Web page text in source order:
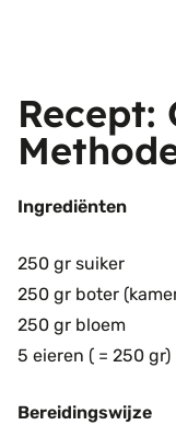
Recept:
Ingrediënten
250 gr suiker
250 gr boter
250 gr bloem
5 eieren ( = 250 gr)
Bereidingswijze